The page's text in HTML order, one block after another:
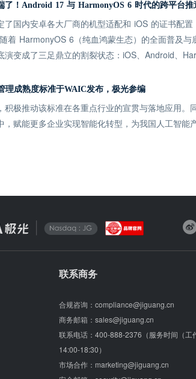
了！Android 17 与 HarmonyOS 6 时代的跨平台推
了国内安卓各大厂商的机型适配和 iOS 的证书配
着 HarmonyOS 6（纯血鸿蒙生态）的全面普及
演变成了三足鼎立的割裂状态：iOS、Android、
理成熟度标准于WAIC发布，极光参编
积极推动该标准在各重点行业的宣贯与落地应用
，赋能更多企业实现智能化转型，为我国人工智能
联系商务
合规咨询： compliance@jiguang.cn
商务邮箱： sales@jiguang.cn
联系电话： 400-888-2376（服务时间（工
14:00-18:30）
市场合作： marketing@jiguang.cn